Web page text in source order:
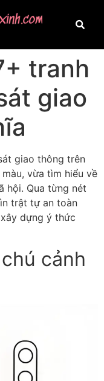
tranh
giao
giao thông trên
vừa tìm hiểu về
hội. Qua từng nét
trật tự an toàn
dựng ý thức
cảnh